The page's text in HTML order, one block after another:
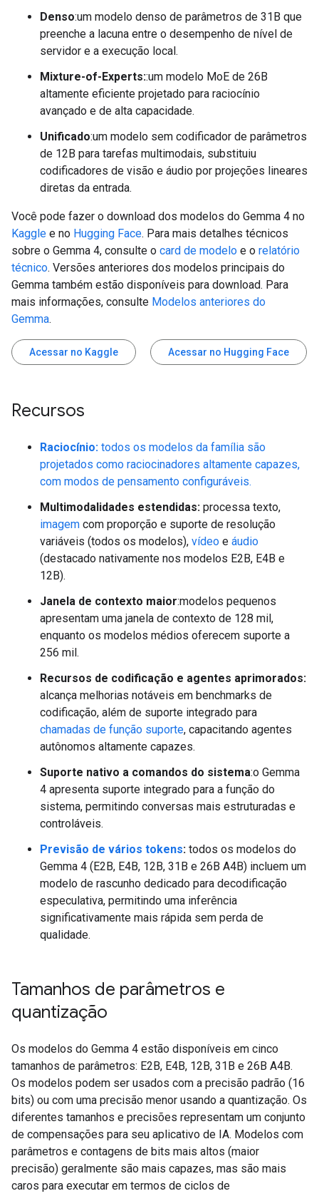
Denso:um modelo denso de parâmetros de 31B que
preenche a lacuna entre o desempenho de nível de
servidor e a execução local.
Mixture-of-Experts::um modelo MoE de 26B
altamente eficiente projetado para raciocínio
avançado e de alta capacidade.
Unificado:um modelo sem codificador de parâmetros
de 12B para tarefas multimodais, substituiu
codificadores de visão e áudio por projeções lineares
diretas da entrada.
Você pode fazer o download dos modelos do Gemma 4 no
Kaggle e no Hugging Face. Para mais detalhes técnicos
sobre o Gemma 4, consulte o card de modelo e o relatório
técnico. Versões anteriores dos modelos principais do
Gemma também estão disponíveis para download. Para
mais informações, consulte Modelos anteriores do
Gemma.
Acessar no Kaggle Acessar no Hugging Face
Recursos
Raciocínio: todos os modelos da família são
projetados como raciocinadores altamente capazes,
com modos de pensamento configuráveis.
Multimodalidades estendidas: processa texto,
imagem com proporção e suporte de resolução
variáveis (todos os modelos), vídeo e áudio
(destacado nativamente nos modelos E2B, E4B e
12B).
Janela de contexto maior:modelos pequenos
apresentam uma janela de contexto de 128 mil,
enquanto os modelos médios oferecem suporte a
256 mil.
Recursos de codificação e agentes aprimorados:
alcança melhorias notáveis em benchmarks de
codificação, além de suporte integrado para
chamadas de função suporte, capacitando agentes
autônomos altamente capazes.
Suporte nativo a comandos do sistema:o Gemma
4 apresenta suporte integrado para a função do
sistema, permitindo conversas mais estruturadas e
controláveis.
Previsão de vários tokens: todos os modelos do
Gemma 4 (E2B, E4B, 12B, 31B e 26B A4B) incluem um
modelo de rascunho dedicado para decodificação
especulativa, permitindo uma inferência
significativamente mais rápida sem perda de
qualidade.
Tamanhos de parâmetros e
quantização
Os modelos do Gemma 4 estão disponíveis em cinco
tamanhos de parâmetros: E2B, E4B, 12B, 31B e 26B A4B.
Os modelos podem ser usados com a precisão padrão (16
bits) ou com uma precisão menor usando a quantização. Os
diferentes tamanhos e precisões representam um conjunto
de compensações para seu aplicativo de IA. Modelos com
parâmetros e contagens de bits mais altos (maior
precisão) geralmente são mais capazes, mas são mais
caros para executar em termos de ciclos de